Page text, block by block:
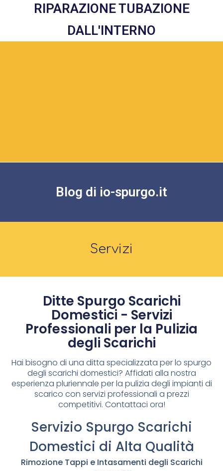
RIPARAZIONE TUBAZIONE
DALL'INTERNO
Blog di io-spurgo.it
Servizi
Ditte Spurgo Scarichi
Domestici - Servizi
Professionali per la Pulizia
degli Scarichi
Hai bisogno di una ditta specializzata per lo spurgo
degli scarichi domestici? Affidati alla nostra
esperienza pluriennale per la pulizia degli impianti di
scarico con servizi professionali a prezzi
competitivi. Contattaci ora!
Servizio Spurgo Scarichi
Domestici di Alta Qualità
Rimozione Tappi e Intasamenti degli Scarichi